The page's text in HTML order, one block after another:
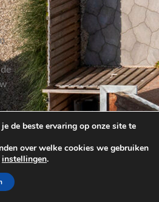
de beste ervaring op onze site te
over welke cookies we gebruiken
instellingen.